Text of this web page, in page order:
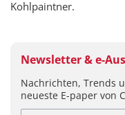
Kohlpaintner.
Newsletter & e-
Nachrichten, Trends
neueste E-paper von